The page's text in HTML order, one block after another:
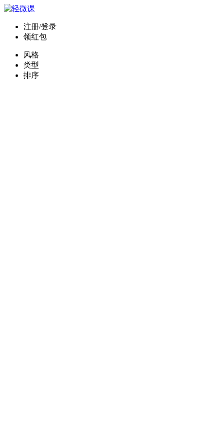
注册/登录
领红包
风格
类型
排序